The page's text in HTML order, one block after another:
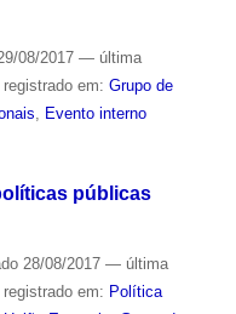
08/2017 — última
em: Grupo de
, Evento interno
públicas
28/08/2017 — última
em: Política